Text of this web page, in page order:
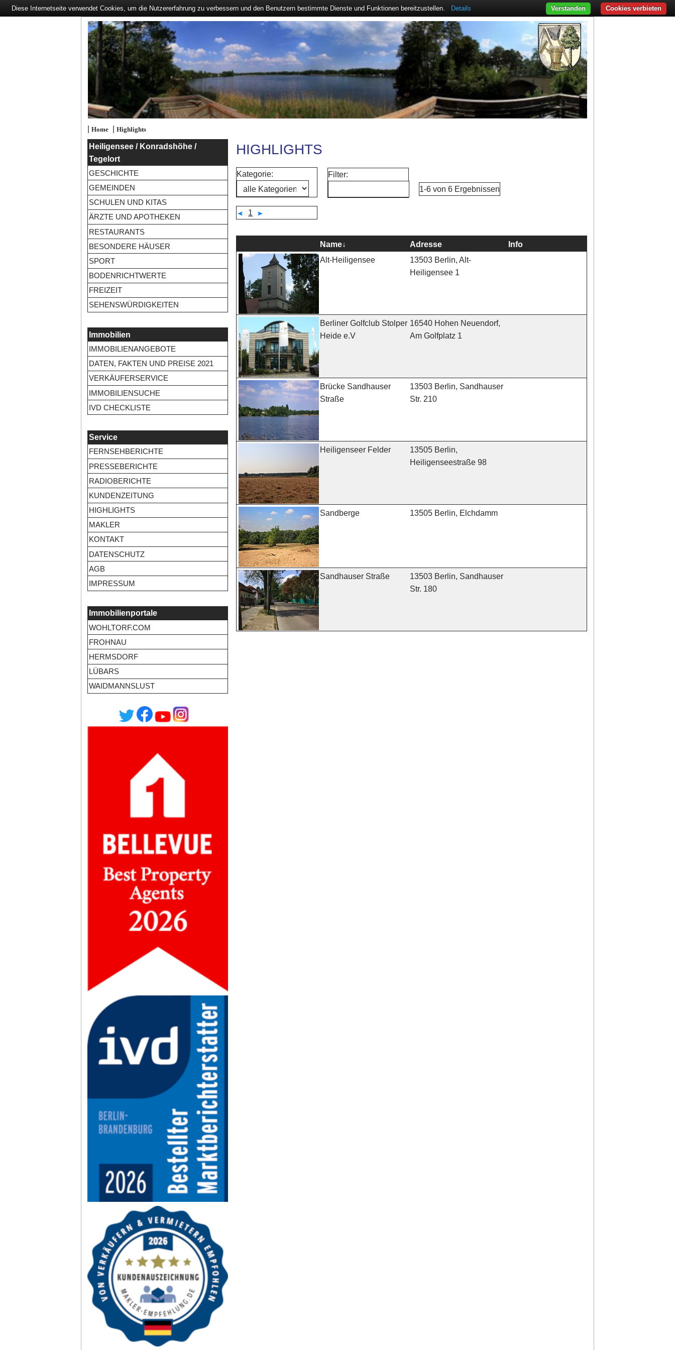
| Home| Highlights
Heiligensee / Konradshöhe /
Tegelort
GESCHICHTE
GEMEINDEN
SCHULEN UND KITAS
ÄRZTE UND APOTHEKEN
RESTAURANTS
BESONDERE HÄUSER
SPORT
BODENRICHTWERTE
FREIZEIT
SEHENSWÜRDIGKEITEN
Immobilien
IMMOBILIENANGEBOTE
DATEN, FAKTEN UND PREISE 2021
VERKÄUFERSERVICE
IMMOBILIENSUCHE
IVD CHECKLISTE
Service
FERNSEHBERICHTE
PRESSEBERICHTE
RADIOBERICHTE
KUNDENZEITUNG
HIGHLIGHTS
MAKLER
KONTAKT
DATENSCHUTZ
AGB
IMPRESSUM
Immobilienportale
WOHLTORF.COM
FROHNAU
HERMSDORF
LÜBARS
WAIDMANNSLUST
HIGHLIGHTS
Kategorie:
Filter:
1-6 von 6 Ergebnissen
1
Name↓ Adresse Info
Alt-Heiligensee
13503 Berlin, Alt-
Heiligensee 1
Berliner Golfclub Stolper
Heide e.V
16540 Hohen Neuendorf,
Am Golfplatz 1
Brücke Sandhauser
Straße
13503 Berlin, Sandhauser
Str. 210
Heiligenseer Felder
13505 Berlin,
Heiligenseestraße 98
Sandberge 13505 Berlin, Elchdamm
Sandhauser Straße
13503 Berlin, Sandhauser
Str. 180
Diese Internetseite verwendet Cookies, um die Nutzererfahrung zu verbessern und den Benutzern bestimmte Dienste und Funktionen bereitzustellen. Details Cookies verbieten
Verstanden